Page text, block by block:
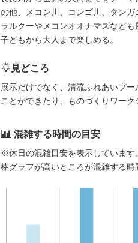
の他、メコン川、コンゴ川、タン
ラルクーやメコンオオナマズなど
子どもから大人まで楽しめる。
見どころ
展示だけでなく、清流ふれあいプ
ことができたり、ものづくりワーク
混雑する時間の目安
※休日の混雑目安を表示しています。
棒グラフが高いところが混雑する時